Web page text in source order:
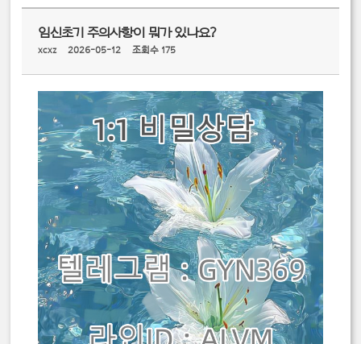
임신초기 주의사항이 뭐가 있나요?
xcxz 2026-05-12 조회수 175